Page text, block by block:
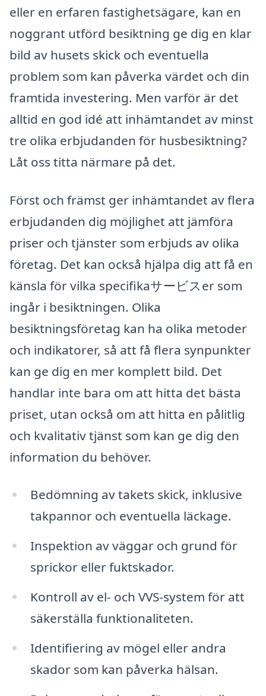
eller en erfaren fastighetsägare, kan en
noggrant utförd besiktning ge dig en klar
bild av husets skick och eventuella
problem som kan påverka värdet och din
framtida investering. Men varför är det
alltid en god idé att inhämtandet av minst
tre olika erbjudanden för husbesiktning?
Låt oss titta närmare på det.
Först och främst ger inhämtandet av flera
erbjudanden dig möjlighet att jämföra
priser och tjänster som erbjuds av olika
företag. Det kan också hjälpa dig att få en
känsla för vilka specifikaサービスer som
ingår i besiktningen. Olika
besiktningsföretag kan ha olika metoder
och indikatorer, så att få flera synpunkter
kan ge dig en mer komplett bild. Det
handlar inte bara om att hitta det bästa
priset, utan också om att hitta en pålitlig
och kvalitativ tjänst som kan ge dig den
information du behöver.
Bedömning av takets skick, inklusive
takpannor och eventuella läckage.
Inspektion av väggar och grund för
sprickor eller fuktskador.
Kontroll av el- och VVS-system för att
säkerställa funktionaliteten.
Identifiering av mögel eller andra
skador som kan påverka hälsan.